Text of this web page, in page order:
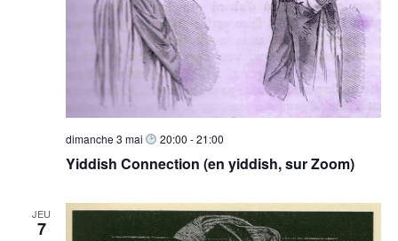
Yiddish Connection (en yiddish, sur Zoom)
dimanche 3 mai 20:00 -21:00
JEU
7